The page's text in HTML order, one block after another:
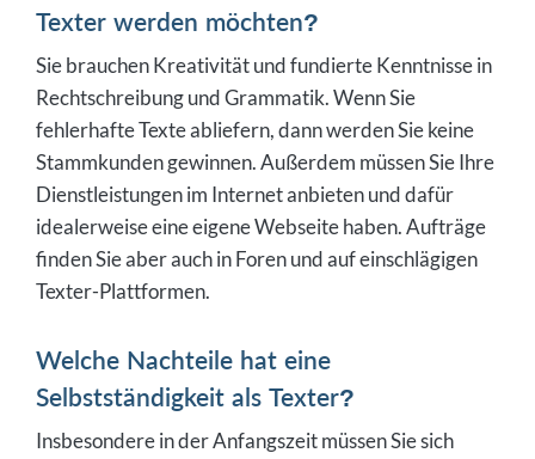
Texter werden möchten?
Sie brauchen Kreativität und fundierte Kenntnisse in
Rechtschreibung und Grammatik. Wenn Sie
fehlerhafte Texte abliefern, dann werden Sie keine
Stammkunden gewinnen. Außerdem müssen Sie Ihre
Dienstleistungen im Internet anbieten und dafür
idealerweise eine eigene Webseite haben. Aufträge
finden Sie aber auch in Foren und auf einschlägigen
Texter-Plattformen.
Welche Nachteile hat eine
Selbstständigkeit als Texter?
Insbesondere in der Anfangszeit müssen Sie sich